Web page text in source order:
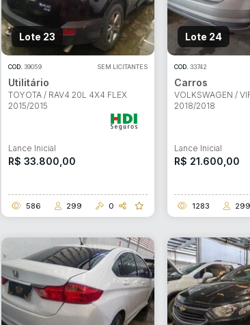
Lote 23
COD. 39059 SEM LICITANTES
Utilitário
TOYOTA / RAV4 20L 4X4 FLEX
2015/2015
Lance Inicial
R$ 33.800,00
586 299 0
Lote 24
COD. 33742
Carros
VOLKSWAGEN /
2018/2018
Lance Inicial
R$ 21.600,00
1283 299